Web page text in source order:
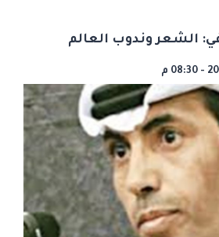
الشعر وندوب العالم